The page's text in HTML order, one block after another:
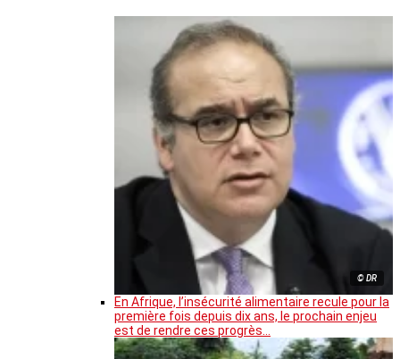
© DR
En Afrique, l’insécurité alimentaire recule pour la
première fois depuis dix ans, le prochain enjeu
est de rendre ces progrès…